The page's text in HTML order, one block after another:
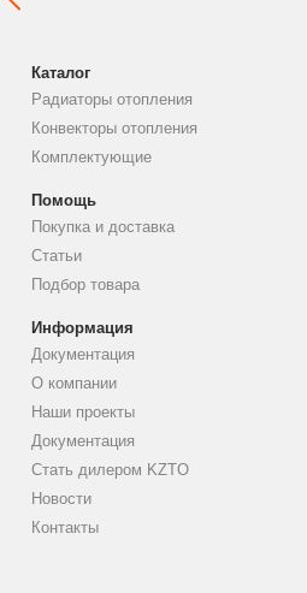
Каталог
Радиаторы отопления
Конвекторы отопления
Комплектующие
Помощь
Покупка и доставка
Статьи
Подбор товара
Информация
Документация
О компании
Наши проекты
Документация
Стать дилером KZTO
Новости
Контакты